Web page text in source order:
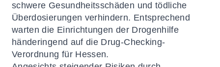
schwere Gesundheitsschäden und tödliche
Überdosierungen verhindern. Entsprechend
warten die Einrichtungen der Drogenhilfe
händeringend auf die Drug-Checking-
Verordnung für Hessen.